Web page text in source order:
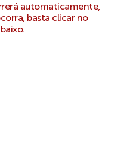
automaticamente,
basta clicar no